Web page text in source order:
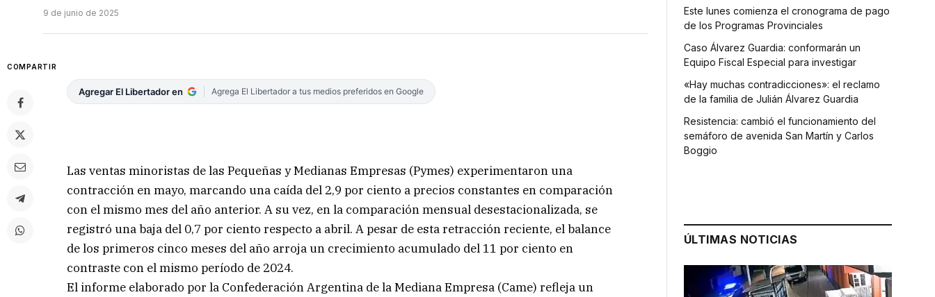
9 de junio de 2025
COMPARTIR
Agregar El Libertador en Agrega El Libertador a tus medios preferidos en Google
Las ventas minoristas de las Pequeñas y Medianas Empresas (Pymes) experimentaron una
contracción en mayo, marcando una caída del 2,9 por ciento a precios constantes en comparación
con el mismo mes del año anterior. A su vez, en la comparación mensual desestacionalizada, se
registró una baja del 0,7 por ciento respecto a abril. A pesar de esta retracción reciente, el balance
de los primeros cinco meses del año arroja un crecimiento acumulado del 11 por ciento en
contraste con el mismo período de 2024.
El informe elaborado por la Confederación Argentina de la Mediana Empresa (Came) refleja un
Este lunes comienza el cronograma de pago
de los Programas Provinciales
Caso Álvarez Guardia: conformarán un
Equipo Fiscal Especial para investigar
«Hay muchas contradicciones»: el reclamo
de la familia de Julián Álvarez Guardia
Resistencia: cambió el funcionamiento del
semáforo de avenida San Martín y Carlos
Boggio
ÚLTIMAS NOTICIAS